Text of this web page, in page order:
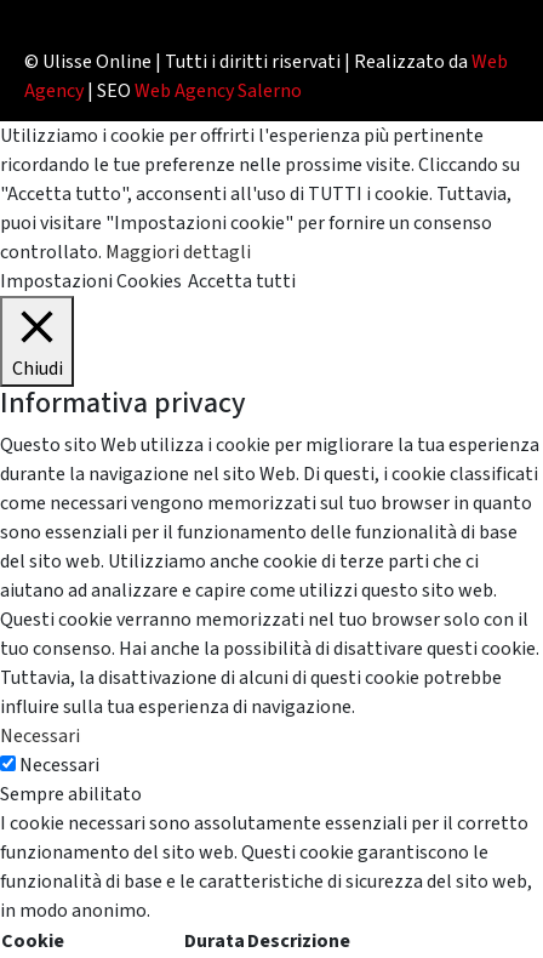
© Ulisse Online | Tutti i diritti riservati | Realizzato daWeb
Agency| SEOWeb Agency Salerno
Utilizziamo i cookie per offrirti l'esperienza più pertinente
ricordando le tue preferenze nelle prossime visite. Cliccando su
"Accetta tutto", acconsenti all'uso di TUTTI i cookie. Tuttavia,
puoi visitare "Impostazioni cookie" per fornire un consenso
controllato. Maggiori dettagli
Impostazioni Cookies Accetta tutti
Chiudi
Informativa privacy
Questo sito Web utilizza i cookie per migliorare la tua esperienza
durante la navigazione nel sito Web. Di questi, i cookie classificati
come necessari vengono memorizzati sul tuo browser in quanto
sono essenziali per il funzionamento delle funzionalità di base
del sito web. Utilizziamo anche cookie di terze parti che ci
aiutano ad analizzare e capire come utilizzi questo sito web.
Questi cookie verranno memorizzati nel tuo browser solo con il
tuo consenso. Hai anche la possibilità di disattivare questi cookie.
Tuttavia, la disattivazione di alcuni di questi cookie potrebbe
influire sulla tua esperienza di navigazione.
Necessari
Necessari
Sempre abilitato
I cookie necessari sono assolutamente essenziali per il corretto
funzionamento del sito web. Questi cookie garantiscono le
funzionalità di base e le caratteristiche di sicurezza del sito web,
in modo anonimo.
Cookie
DurataDescrizione